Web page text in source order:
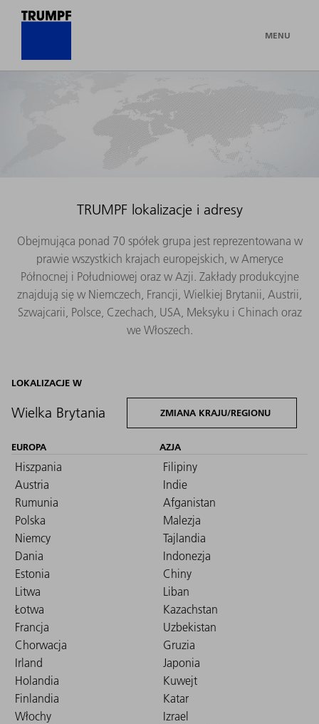
MENU
TRUMPF lokalizacje i adresy
Obejmująca ponad 70 spółek grupa jest reprezentowana w
prawie wszystkich krajach europejskich, w Ameryce
Północnej i Południowej oraz w Azji. Zakłady produkcyjne
znajdują się w Niemczech, Francji, Wielkiej Brytanii, Austrii,
Szwajcarii, Polsce, Czechach, USA, Meksyku i Chinach oraz
we Włoszech.
LOKALIZACJE W
Wielka Brytania ZMIANA KRAJU/REGIONU
EUROPA
Hiszpania
Austria
Rumunia
Polska
Niemcy
Dania
Estonia
Litwa
Łotwa
Francja
Chorwacja
Irland
Holandia
Finlandia
Włochy
AZJA
Filipiny
Indie
Afganistan
Malezja
Tajlandia
Indonezja
Chiny
Liban
Kazachstan
Uzbekistan
Gruzia
Japonia
Kuwejt
Katar
Izrael